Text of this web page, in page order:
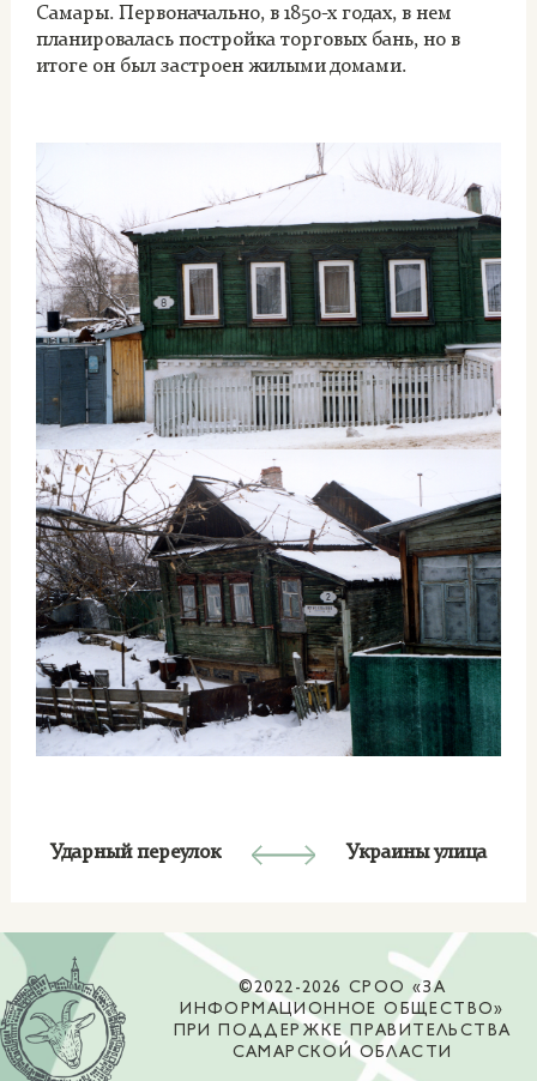
Самары. Первоначально, в 1850-х годах, в нем
планировалась постройка торговых бань, но в
итоге он был застроен жилыми домами.
Ударный переулок Украины улица
©2022-2026 СРОО «ЗА
ИНФОРМАЦИОННОЕ ОБЩЕСТВО»
ПРИ ПОДДЕРЖКЕ ПРАВИТЕЛЬСТВА
САМАРСКОЙ ОБЛАСТИ